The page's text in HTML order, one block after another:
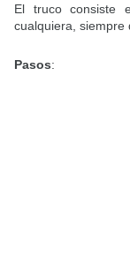
El truco consiste
cualquiera, siempre
Pasos: